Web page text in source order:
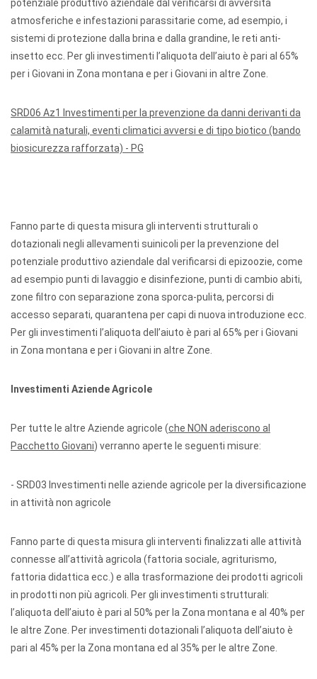
potenziale produttivo aziendale dal verificarsi di avversità
atmosferiche e infestazioni parassitarie come, ad esempio, i
sistemi di protezione dalla brina e dalla grandine, le reti anti-
insetto ecc. Per gli investimenti l’aliquota dell’aiuto è pari al 65%
per i Giovani in Zona montana e per i Giovani in altre Zone.
SRD06 Az1 Investimenti per la prevenzione da danni derivanti da
calamità naturali, eventi climatici avversi e di tipo biotico (bando
biosicurezza rafforzata) - PG
Fanno parte di questa misura gli interventi strutturali o
dotazionali negli allevamenti suinicoli per la prevenzione del
potenziale produttivo aziendale dal verificarsi di epizoozie, come
ad esempio punti di lavaggio e disinfezione, punti di cambio abiti,
zone filtro con separazione zona sporca-pulita, percorsi di
accesso separati, quarantena per capi di nuova introduzione ecc.
Per gli investimenti l’aliquota dell’aiuto è pari al 65% per i Giovani
in Zona montana e per i Giovani in altre Zone.
Investimenti Aziende Agricole
Per tutte le altre Aziende agricole (che NON aderiscono al
Pacchetto Giovani) verranno aperte le seguenti misure:
- SRD03 Investimenti nelle aziende agricole per la diversificazione
in attività non agricole
Fanno parte di questa misura gli interventi finalizzati alle attività
connesse all’attività agricola (fattoria sociale, agriturismo,
fattoria didattica ecc.) e alla trasformazione dei prodotti agricoli
in prodotti non più agricoli. Per gli investimenti strutturali:
l’aliquota dell’aiuto è pari al 50% per la Zona montana e al 40% per
le altre Zone. Per investimenti dotazionali l’aliquota dell’aiuto è
pari al 45% per la Zona montana ed al 35% per le altre Zone.